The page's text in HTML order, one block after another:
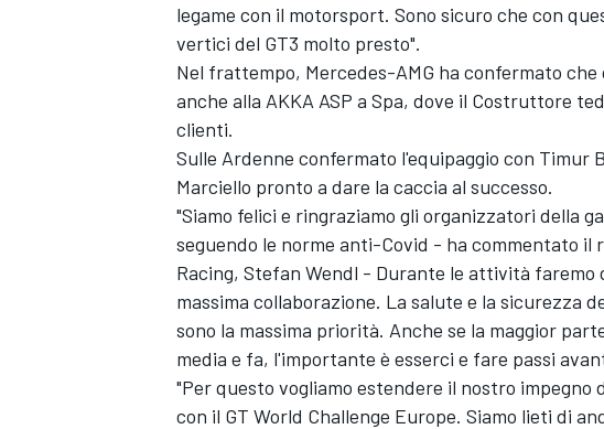
ENDURANCE/GT
legame con il motorsport. Sono sicuro che con
vertici del GT3 molto presto".
Nel frattempo, Mercedes-AMG ha confermato
anche alla AKKA ASP a Spa, dove il Costruttore
clienti.
Sulle Ardenne confermato l'equipaggio con Timur
Marciello pronto a dare la caccia al successo.
"Siamo felici e ringraziamo gli organizzatori della
seguendo le norme anti-Covid - ha commentato il
Racing, Stefan Wendl - Durante le attività
massima collaborazione. La salute e la sicurezza
sono la massima priorità. Anche se la maggior
media e fa, l'importante è esserci e fare passi
"Per questo vogliamo estendere il nostro
con il GT World Challenge Europe. Siamo lieti di